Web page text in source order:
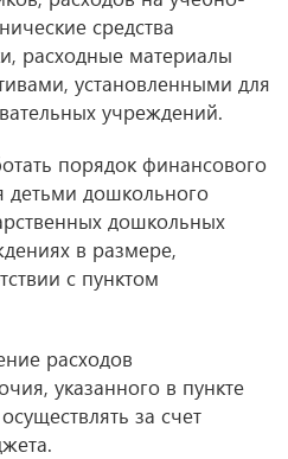
средства
расходные материалы
установленными для
учреждений.
порядок финансового
детьми дошкольного
дошкольных
в размере,
с пунктом
расходов
указанного в пункте
за счет